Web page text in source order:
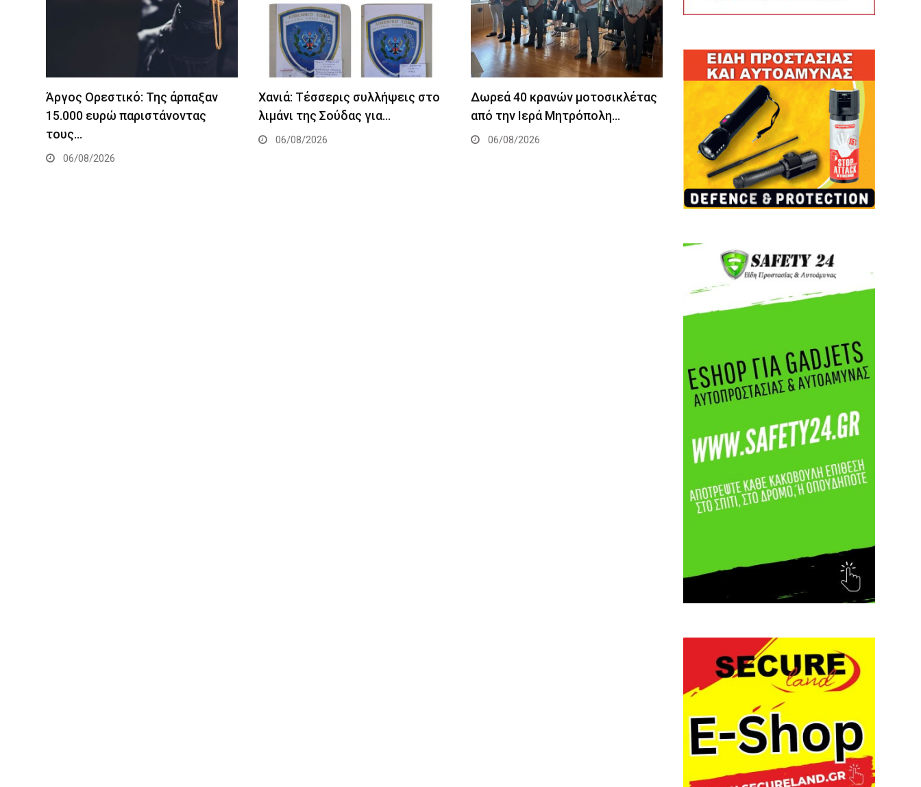
Άργος Ορεστικό: Της άρπαξαν
15.000 ευρώ παριστάνοντας
τους…
06/08/2026
Χανιά: Τέσσερις συλλήψεις στο
λιμάνι της Σούδας για…
06/08/2026
Δωρεά 40 κρανών μοτοσικλέτας
από την Ιερά Μητρόπολη…
06/08/2026